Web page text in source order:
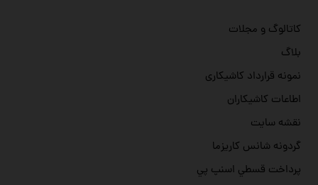
کاتالوگ و مجلات
بلاگ
نمونه قرارداد کاشیکاری
اطاعات کاشیکاران
نقشه سایت
گردونه شانس کاریزما
پرداخت قسطي اسنپ پي